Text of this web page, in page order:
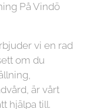
På Vindö
vi en rad
om du
är vårt
hjälpa till.